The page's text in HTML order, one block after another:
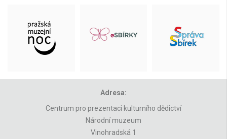
Adresa:
Centrum pro prezentaci kulturního dědictví
Národní muzeum
Vinohradská 1